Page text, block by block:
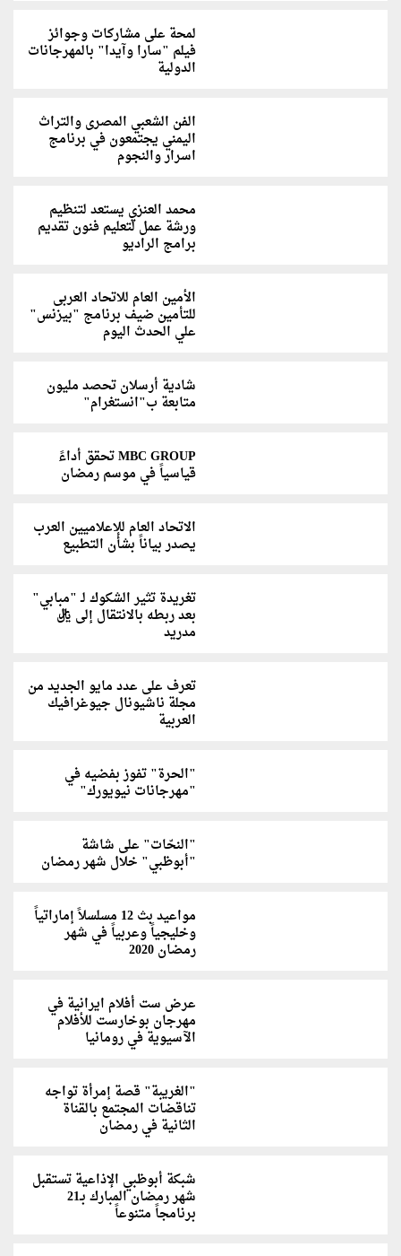
لمحة على مشاركات وجوائز
فيلم "سارا وآيدا" بالمهرجانات
الدولية
الفن الشعبي المصرى والتراث
اليمني يجتمعون في برنامج
اسرار والنجوم
محمد العنزي يستعد لتنظيم
ورشة عمل لتعليم فنون تقديم
برامج الراديو
الأمين العام للاتحاد العربى
للتأمين ضيف برنامج "بيزنس"
علي الحدث اليوم
شادية أرسلان تحصد مليون
متابعة ب"انستغرام"
MBC GROUP تحقق أداءً
قياسياً في موسم رمضان
الاتحاد العام للإعلاميين العرب
يصدر بياناً بشأن التطبيع
تغريدة تثير الشكوك لـ "مبابي"
بعد ربطه بالانتقال إلى ريال
مدريد
تعرف على عدد مايو الجديد من
مجلة ناشيونال جيوغرافيك
العربية
"الحرة" تفوز بفضيه في
"مهرجانات نيويورك"
"النحّات" على شاشة
"أبوظبي" خلال شهر رمضان
مواعيد بث 12 مسلسلاً إماراتياً
وخليجياً وعربياً في شهر
رمضان 2020
عرض ست أفلام ايرانية في
مهرجان بوخارست للأفلام
الآسيوية في رومانيا
"الغريبة" قصة إمرأة تواجه
تناقضات المجتمع بالقناة
الثانية في رمضان
شبكة أبوظبي الإذاعية تستقبل
شهر رمضان المبارك بـ21
برنامجاً متنوعاً